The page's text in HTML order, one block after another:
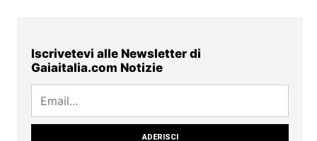
Iscrivetevi alle Newsletter di
Gaiaitalia.com Notizie